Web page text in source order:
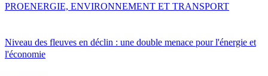
Niveau des fleuves en déclin : une double menace pour l'énergie et
l'économie
PROENERGIE, ENVIRONNEMENT ET TRANSPORT